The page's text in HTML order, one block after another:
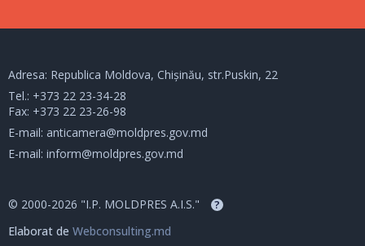
Adresa: Republica Moldova, Chișinău, str.Puskin, 22
Tel.: +373 22 23-34-28
Fax: +373 22 23-26-98
E-mail: anticamera@moldpres.gov.md
E-mail: inform@moldpres.gov.md
© 2000-2026 "I.P. MOLDPRES A.I.S." ?
Elaborat de Webconsulting.md